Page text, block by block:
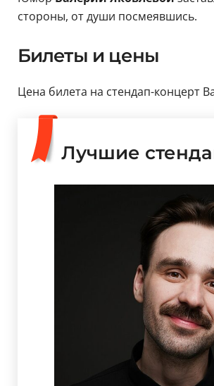
стороны, от души посмеявшись.
Билеты и цены
Цена билета на стендап-концерт
Лучшие